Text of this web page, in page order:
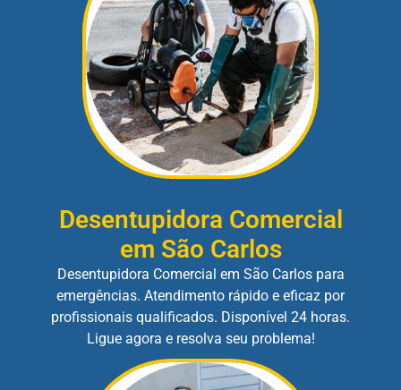
Desentupidora Comercial
em São Carlos
Desentupidora Comercial em São Carlos para
emergências. Atendimento rápido e eficaz por
profissionais qualificados. Disponível 24 horas.
Ligue agora e resolva seu problema!